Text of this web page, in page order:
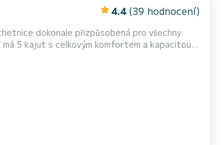
4.4 (39 hodnocení)
dokonale přizpůsobená pro všechny
při trávení mimořádné dovolené na